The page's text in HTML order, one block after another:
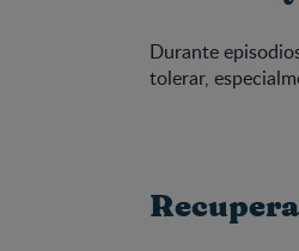
Durante
tolerar,